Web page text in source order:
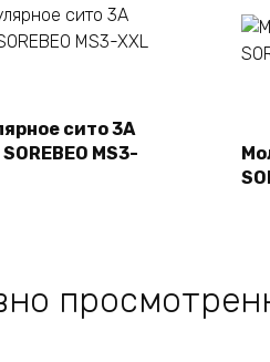
Подробнее
сито 3A
MS3-